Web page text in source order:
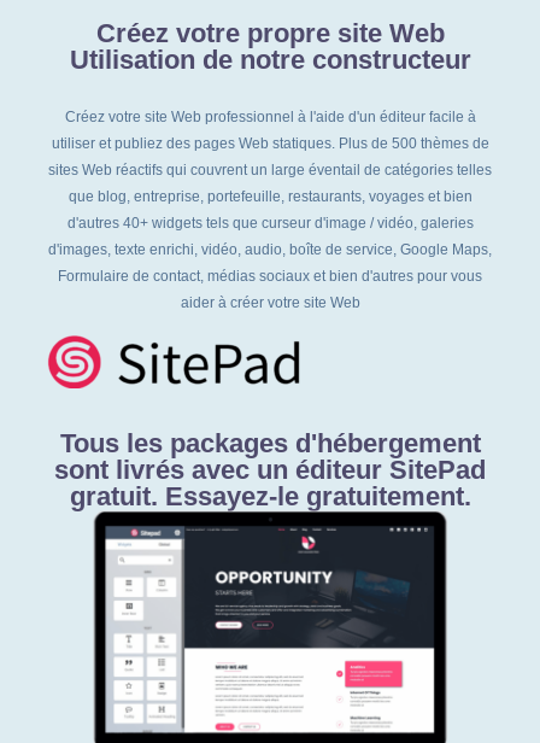
Créez votre propre site Web
Utilisation de notre constructeur
Créez votre site Web professionnel à l'aide d'un éditeur facile à
utiliser et publiez des pages Web statiques. Plus de 500 thèmes de
sites Web réactifs qui couvrent un large éventail de catégories telles
que blog, entreprise, portefeuille, restaurants, voyages et bien
d'autres 40+ widgets tels que curseur d'image / vidéo, galeries
d'images, texte enrichi, vidéo, audio, boîte de service, Google Maps,
Formulaire de contact, médias sociaux et bien d'autres pour vous
aider à créer votre site Web
Tous les packages d'hébergement
sont livrés avec un éditeur SitePad
gratuit. Essayez-le gratuitement.